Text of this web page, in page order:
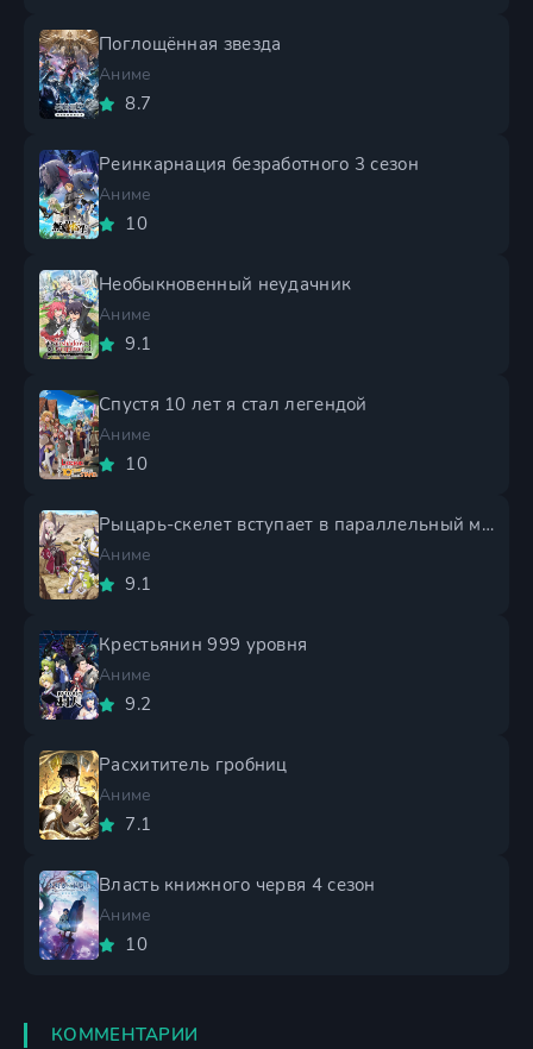
Поглощённая звезда
Аниме
8.7
Реинкарнация безработного 3 сезон
Аниме
10
Необыкновенный неудачник
Аниме
9.1
Спустя 10 лет я стал легендой
Аниме
10
Рыцарь-скелет вступает в параллельный мир 2 сезон
Аниме
9.1
Крестьянин 999 уровня
Аниме
9.2
Расхититель гробниц
Аниме
7.1
Власть книжного червя 4 сезон
Аниме
10
КОММЕНТАРИИ